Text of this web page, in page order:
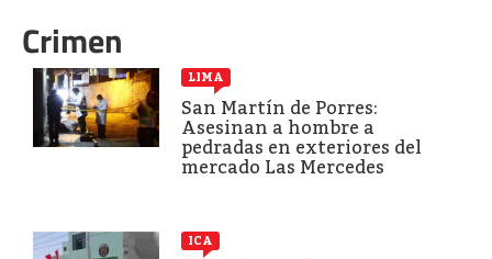
Crimen
LIMA
San Martín de Porres:
Asesinan a hombre a
pedradas en exteriores del
mercado Las Mercedes
ICA